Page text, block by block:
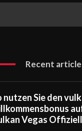
Recent
nutzen Sie den
Vegas